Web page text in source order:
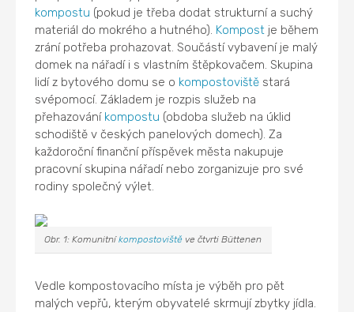
kompostu (pokud je třeba dodat strukturní a suchý
materiál do mokrého a hutného). Kompost je během
zrání potřeba prohazovat. Součástí vybavení je malý
domek na nářadí i s vlastním štěpkovačem. Skupina
lidí z bytového domu se o kompostoviště stará
svépomocí. Základem je rozpis služeb na
přehazování kompostu (obdoba služeb na úklid
schodiště v českých panelových domech). Za
každoroční finanční příspěvek města nakupuje
pracovní skupina nářadí nebo zorganizuje pro své
rodiny společný výlet.
Obr. 1: Komunitníkompostoviště ve čtvrti Büttenen
Vedle kompostovacího místa je výběh pro pět
malých vepřů, kterým obyvatelé skrmují zbytky jídla.